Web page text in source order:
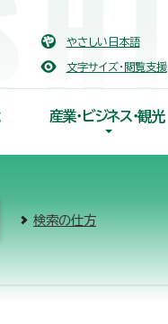
やさしい日本語
文字サイズ・閲覧支援
産業・ビジネス・観光
検索の仕方